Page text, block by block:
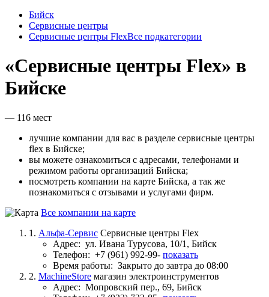
Бийск
Сервисные центры
Сервисные центры FlexВсе подкатегории
«Сервисные центры Flex» в
Бийске
— 116 мест
лучшие компании для вас в разделе сервисные центры
flex в Бийске;
вы можете ознакомиться с адресами, телефонами и
режимом работы организаций Бийска;
посмотреть компании на карте Бийска, а так же
познакомиться с отзывами и услугами фирм.
Все компании на карте
1. Альфа-Сервис Сервисные центры Flex
Адрес: ул. Ивана Турусова, 10/1, Бийск
Телефон: +7 (961) 992-99- показать
Время работы: Закрыто до завтра до 08:00
2. MachineStore магазин электроинструментов
Адрес: Мопровский пер., 69, Бийск